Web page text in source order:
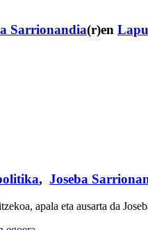
Sarrionandia(r)en
, Joseba
apala eta ausarta da